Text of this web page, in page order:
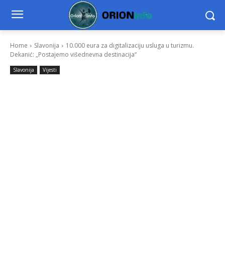
Home Slavonija
10.000 eura za digitalizaciju usluga u turizmu.
Dekanić: „Postajemo višednevna destinacija“
Slavonija Vijesti